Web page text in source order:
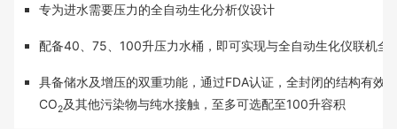
专为进水需要压力的全自动生化分析仪设计
配备40、75、100升压力水桶，即可实现与全自动生化仪联机全
具备储水及增压的双重功能，通过FDA认证，全封闭的结构有效
CO2及其他污染物与纯水接触，至多可选配至100升容积